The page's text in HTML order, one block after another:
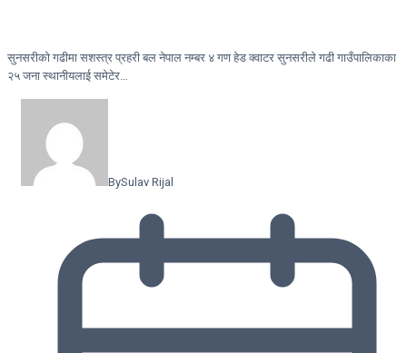
सुनसरीकाे गढीमा सशस्त्र प्रहरी बल नेपाल नम्बर ४ गण हेड क्वाटर सुनसरीले गढी गाउँपालिकाका
२५ जना स्थानीयलाई समेटेर…
BySulav Rijal